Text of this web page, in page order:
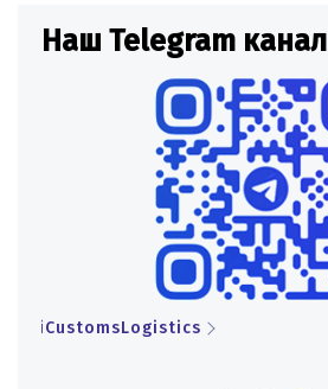
Наш Telegram канал
iCustomsLogistics